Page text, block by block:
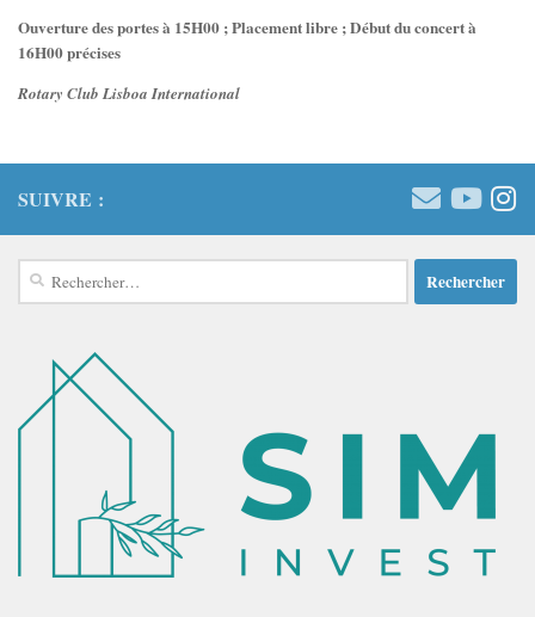
Ouverture des portes à 15H00 ; Placement libre ; Début du concert à
16H00 précises
Rotary Club Lisboa International
SUIVRE :
Rechercher :